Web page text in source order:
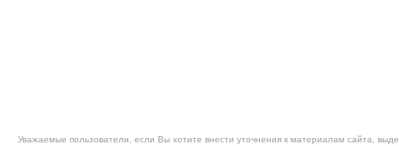
Уважаемые пользователи, если Вы хотите внести уточнения к материалам сайта,